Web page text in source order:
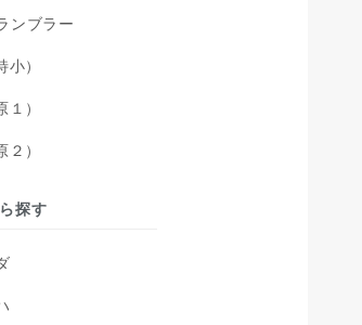
ンブラー
小）
１）
２）
探す